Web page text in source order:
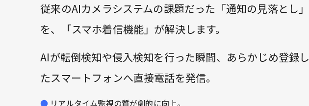
従来のAIカメラシステムの課題だった「通知の見落とし」
を、「スマホ着信機能」が解決します。
AIが転倒検知や侵入検知を行った瞬間、あらかじめ登録し
たスマートフォンへ直接電話を発信。
リアルタイム監視の質が劇的に向上。